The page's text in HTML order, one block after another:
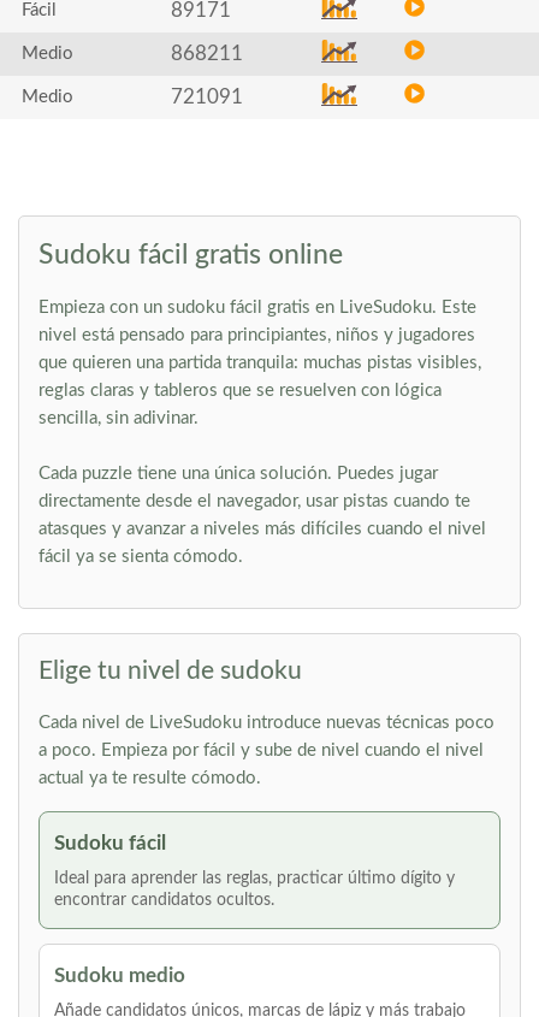
Fácil 89171
Medio 868211
Medio 721091
Sudoku fácil gratis online
Empieza con un sudoku fácil gratis en LiveSudoku. Este
nivel está pensado para principiantes, niños y jugadores
que quieren una partida tranquila: muchas pistas visibles,
reglas claras y tableros que se resuelven con lógica
sencilla, sin adivinar.
Cada puzzle tiene una única solución. Puedes jugar
directamente desde el navegador, usar pistas cuando te
atasques y avanzar a niveles más difíciles cuando el nivel
fácil ya se sienta cómodo.
Elige tu nivel de sudoku
Cada nivel de LiveSudoku introduce nuevas técnicas poco
a poco. Empieza por fácil y sube de nivel cuando el nivel
actual ya te resulte cómodo.
Sudoku fácil
Ideal para aprender las reglas, practicar último dígito y
encontrar candidatos ocultos.
Sudoku medio
Añade candidatos únicos, marcas de lápiz y más trabajo